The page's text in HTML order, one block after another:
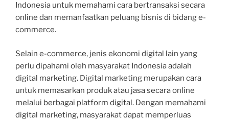
Indonesia untuk memahami cara bertransaksi secara
online dan memanfaatkan peluang bisnis di bidang e-
commerce.
Selain e-commerce, jenis ekonomi digital lain yang
perlu dipahami oleh masyarakat Indonesia adalah
digital marketing. Digital marketing merupakan cara
untuk memasarkan produk atau jasa secara online
melalui berbagai platform digital. Dengan memahami
digital marketing, masyarakat dapat memperluas